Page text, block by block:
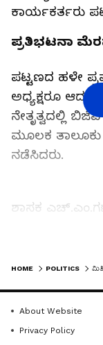
ಕಾರ್ಯಕರ್ತರು
ಪ್ರತಿಭಟನಾ
ಪಟ್ಟಣದ ಹಳೇ
ಅಧ್ಯಕ್ಷರೂ ಆದ
ನೇತೃತ್ವದಲ್ಲಿ
ಮೂಲಕ
ನಡೆಸಿದರು.
ಶಾಸಕ
ವ್ಯಕ್ತಪಡಿಸಿದರು.
Related Articles
HOME POLITICS
About Website
Privacy Policy